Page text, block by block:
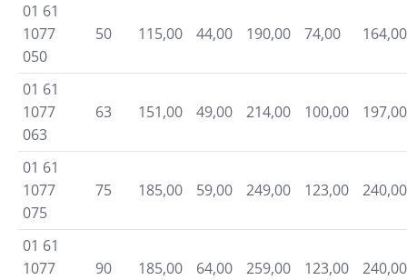
01 61
1077
050
50 115,00 44,00 190,00 74,00 164,00
01 61
1077
063
63 151,00 49,00 214,00 100,00 197,00
01 61
1077
075
75 185,00 59,00 249,00 123,00 240,00
01 61
1077
90 185,00 64,00 259,00 123,00 240,00